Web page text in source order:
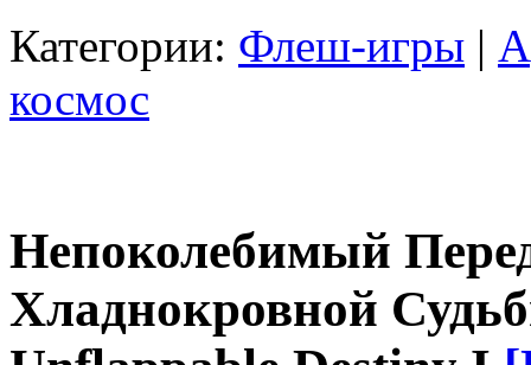
Категории: Флеш-игры |
космос
Непоколебимый
Хладнокровной